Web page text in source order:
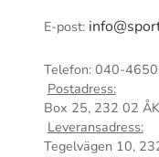
E-post:
Telefon: 040-
Postadress:
Box 25, 232 02
Leveransadress:
Tegelvägen 10,